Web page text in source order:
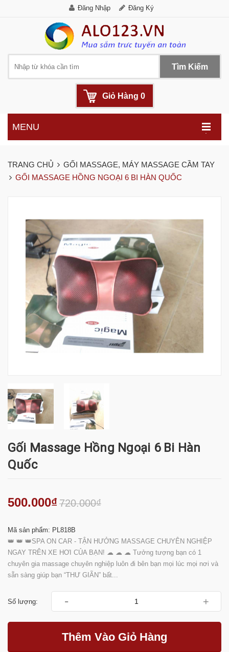
Đăng Nhập Đăng Ký
Tìm Kiếm
Giỏ Hàng 0
.
MENU
TRANG CHỦ
GỐI MASSAGE, MÁY MASSAGE CẦM TAY
GỐI MASSAGE HỒNG NGOẠI 6 BI HÀN QUỐC
Gối Massage Hồng Ngoại 6 Bi Hàn
Quốc
500.000₫720.000₫
Mã sản phẩm: PL818B
👑 👑 👑SPA ON CAR - TẬN HƯỞNG MASSAGE CHUYÊN NGHIỆP
NGAY TRÊN XE HƠI CỦA BẠN! ☁ ☁ ☁ Tưởng tượng bạn có 1
chuyên gia massage chuyên nghiệp luôn đi bên bạn mọi lúc mọi nơi và
sẵn sàng giúp bạn “THƯ GIÃN” bất...
Số lượng: - +
Thêm Vào Giỏ Hàng